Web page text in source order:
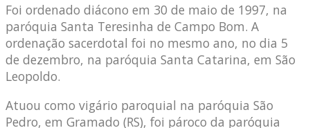
Foi ordenado diácono em 30 de maio de 1997, na
paróquia Santa Teresinha de Campo Bom. A
ordenação sacerdotal foi no mesmo ano, no dia 5
de dezembro, na paróquia Santa Catarina, em São
Leopoldo.
Atuou como vigário paroquial na paróquia São
Pedro, em Gramado (RS), foi pároco da paróquia